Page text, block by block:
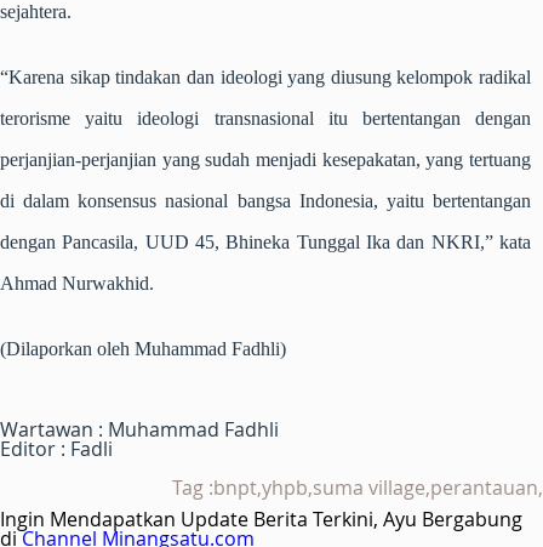
sejahtera.
“Karena sikap tindakan dan ideologi yang diusung kelompok radikal
terorisme yaitu ideologi transnasional itu bertentangan dengan
perjanjian-perjanjian yang sudah menjadi kesepakatan, yang tertuang
di dalam konsensus nasional bangsa Indonesia, yaitu bertentangan
dengan Pancasila, UUD 45, Bhineka Tunggal Ika dan NKRI,” kata
Ahmad Nurwakhid.
(Dilaporkan oleh Muhammad Fadhli)
Wartawan : Muhammad Fadhli
Editor : Fadli
Tag :bnpt,yhpb,suma village,perantauan,
Ingin Mendapatkan Update Berita Terkini, Ayu Bergabung
diChannel Minangsatu.com